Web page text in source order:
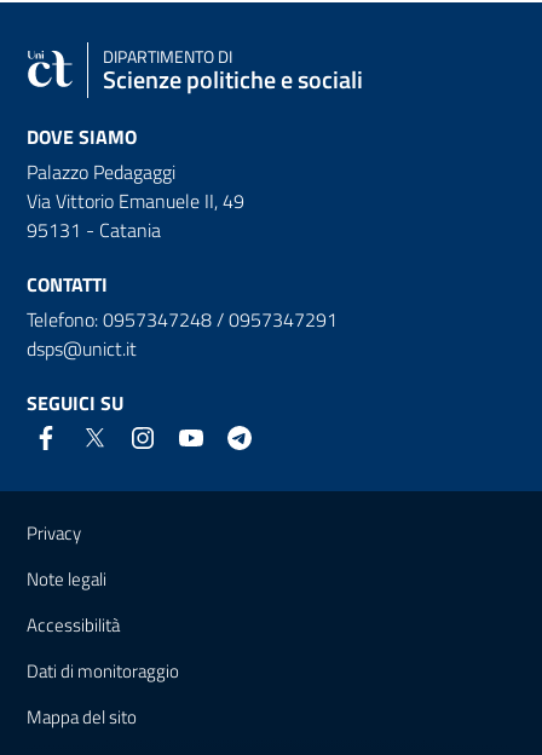
DIPARTIMENTO DI
Scienze politiche e sociali
DOVE SIAMO
Palazzo Pedagaggi
Via Vittorio Emanuele II, 49
95131 - Catania
CONTATTI
Telefono: 0957347248 / 0957347291
dsps@unict.it
SEGUICI SU
Link e informazioni utili
Privacy
Note legali
Accessibilità
Dati di monitoraggio
Mappa del sito